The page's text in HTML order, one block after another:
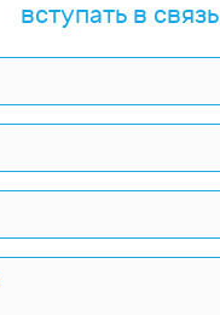
вступать в связь